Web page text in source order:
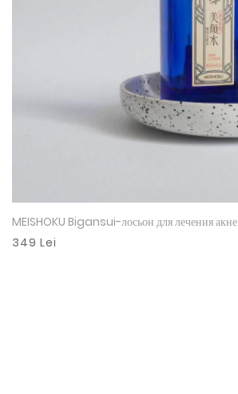
Подробнее
MEISHOKU Bigansui-лосьон для лечения акне
349 Lei